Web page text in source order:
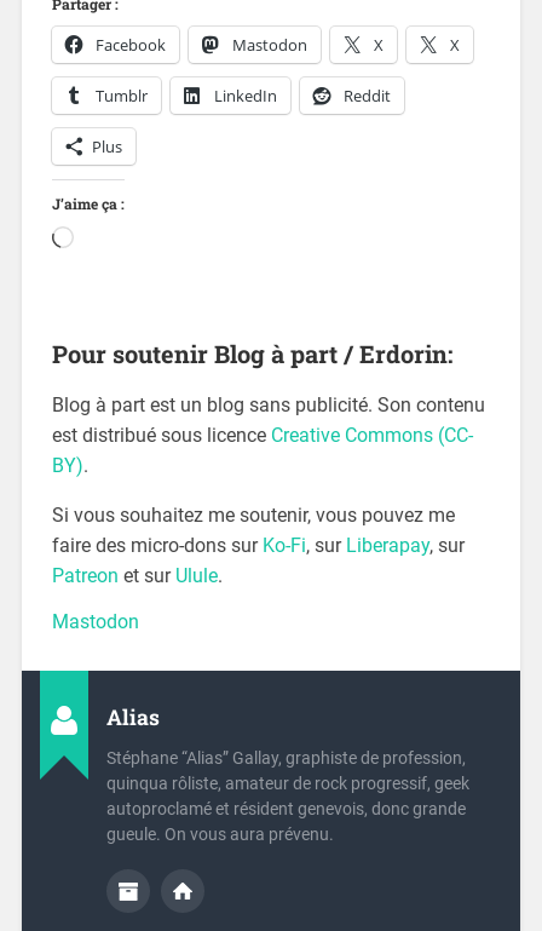
Partager :
Facebook Mastodon X X
Tumblr LinkedIn Reddit
Plus
J’aime ça :
Pour soutenir Blog à part / Erdorin:
Blog à part est un blog sans publicité. Son contenu
est distribué sous licence Creative Commons (CC-
BY).
Si vous souhaitez me soutenir, vous pouvez me
faire des micro-dons sur Ko-Fi, sur Liberapay, sur
Patreon et sur Ulule.
Mastodon
Alias
Stéphane “Alias” Gallay, graphiste de profession,
quinqua rôliste, amateur de rock progressif, geek
autoproclamé et résident genevois, donc grande
gueule. On vous aura prévenu.